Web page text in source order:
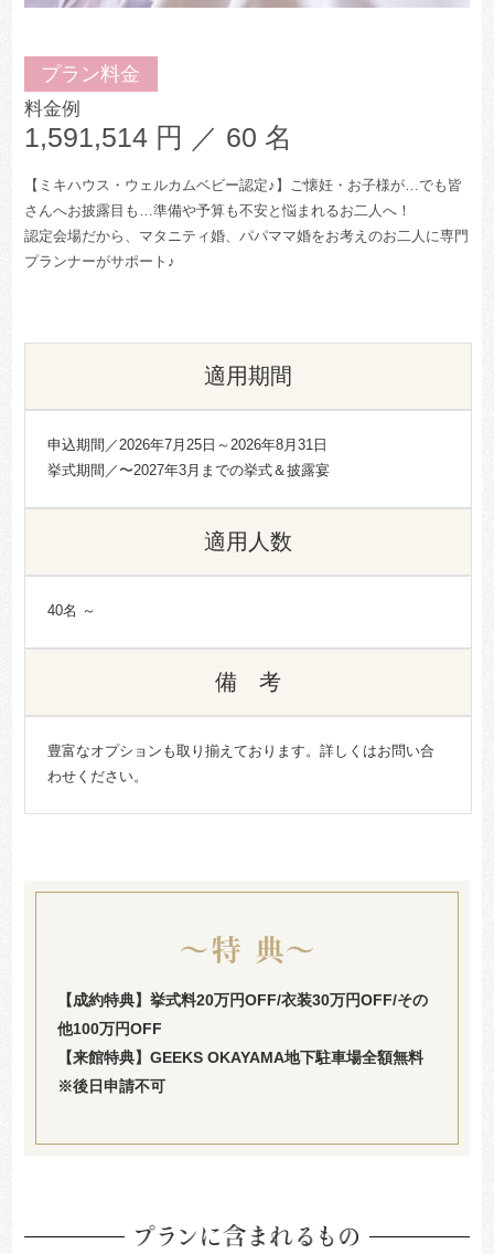
プラン料金
料金例
1,591,514円 ／ 60 名
【ミキハウス・ウェルカムベビー認定♪】ご懐妊・お子様が…でも皆
さんへお披露目も…準備や予算も不安と悩まれるお二人へ！
認定会場だから、マタニティ婚、パパママ婚をお考えのお二人に専門
プランナーがサポート♪
適用期間
申込期間／2026年7月25日～2026年8月31日
挙式期間／〜2027年3月までの挙式＆披露宴
適用人数
40名 ～
備 考
豊富なオプションも取り揃えております。詳しくはお問い合
わせください。
【成約特典】挙式料20万円OFF/衣装30万円OFF/その
他100万円OFF
【来館特典】GEEKS OKAYAMA地下駐車場全額無料
※後日申請不可